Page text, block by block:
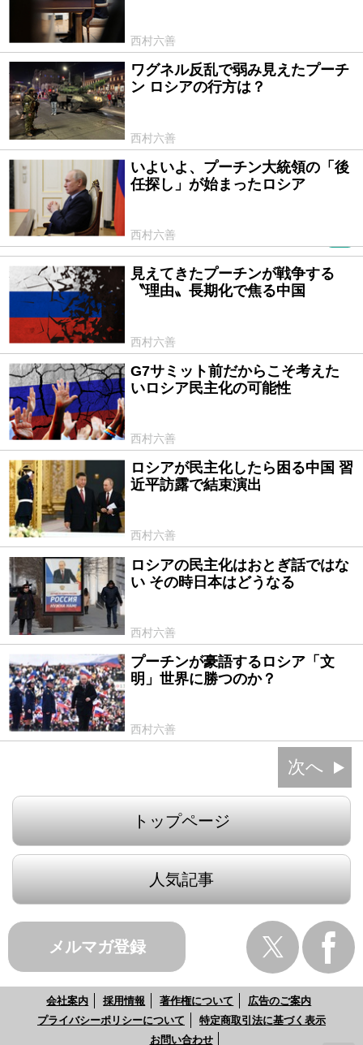
西村六善
2023/06/27
ワグネル反乱で弱み見えたプーチ
ン ロシアの行方は？
西村六善
2023/06/13
いよいよ、プーチン大統領の「後
任探し」が始まったロシア
西村六善
2023/05/22
見えてきたプーチンが戦争する
〝理由〟長期化で焦る中国
西村六善
2023/04/26
G7サミット前だからこそ考えた
いロシア民主化の可能性
西村六善
2023/04/06
ロシアが民主化したら困る中国 習
近平訪露で結束演出
西村六善
2023/03/14
ロシアの民主化はおとぎ話ではな
い その時日本はどうなる
西村六善
2023/03/02
プーチンが豪語するロシア「文
明」世界に勝つのか？
西村六善
次へ
トップページ
人気記事
メルマガ登録
会社案内 採用情報 著作権について
広告のご案内
プライバシーポリシーについて
特定商取引法に基づく表示
お問い合わせ